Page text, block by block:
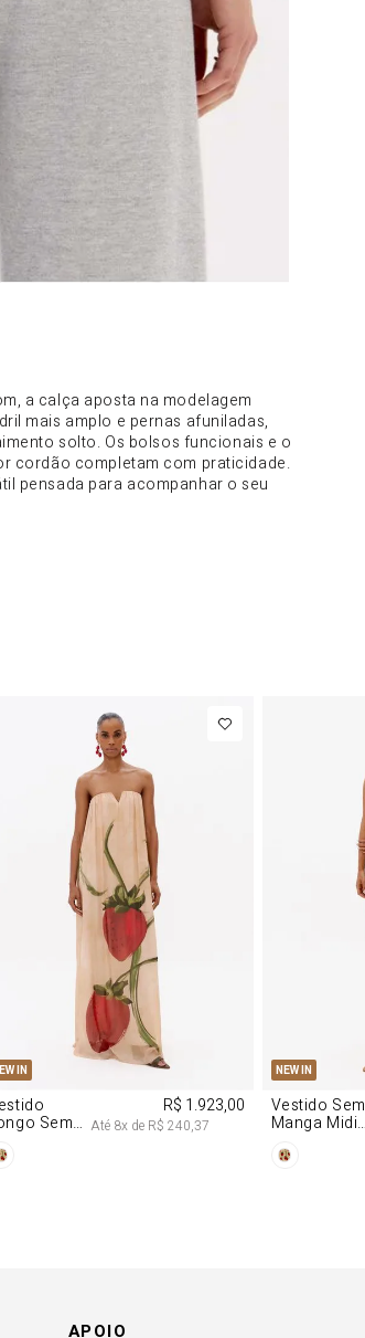
a calça aposta na modelagem
mais amplo e pernas afuniladas,
solto. Os bolsos funcionais e o
cordão completam com praticidade.
pensada para acompanhar o seu
IN
G
Sem
R$ 1.923,00
Até 8x de R$ 240,37
NEW IN
PP
Vestido Sem
Manga Midi
Morango
APOIO